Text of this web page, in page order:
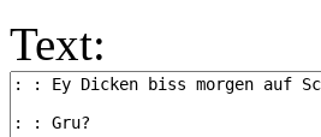
Text: